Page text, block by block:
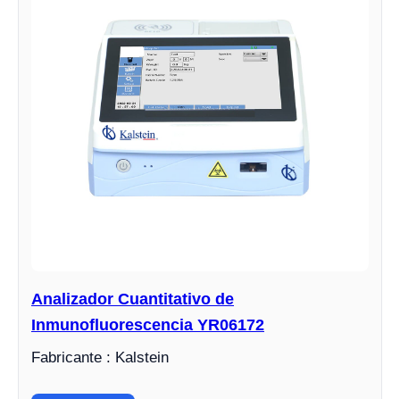
Analizador Cuantitativo de
Inmunofluorescencia YR06172
Fabricante : Kalstein